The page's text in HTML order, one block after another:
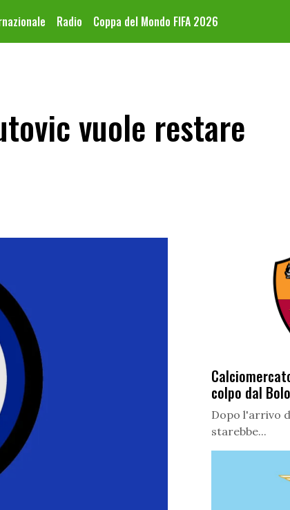
Radio Coppa del Mondo FIFA 2026
vuole restare
colpo dal
Dopo l'arrivo
starebbe...